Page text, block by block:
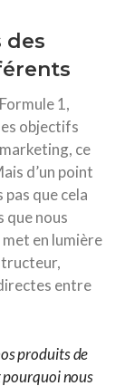
des
1,
objectifs
ce
d’un point
que cela
que nous
en lumière
entre
produits de
pourquoi nous